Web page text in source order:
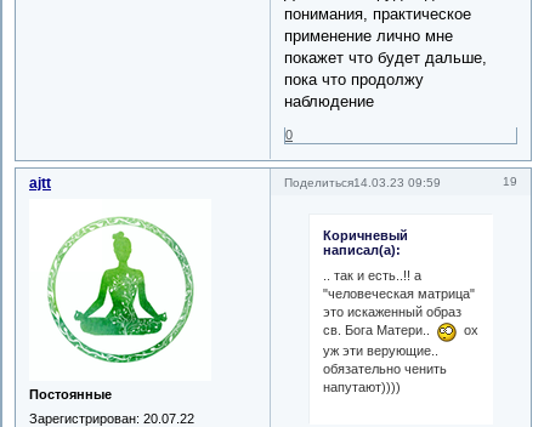
понимания, практическое
применение лично мне
покажет что будет дальше,
пока что продолжу
наблюдение
0
Поделиться 19
14.03.23 09:59
ajtt
Постоянные
Зарегистрирован: 20.07.22
Коричневый
написал(а):
.. так и есть..!! а
"человеческая матрица"
это искаженный образ
св. Бога Матери..
ох
уж эти верующие..
обязательно ченить
напутают))))